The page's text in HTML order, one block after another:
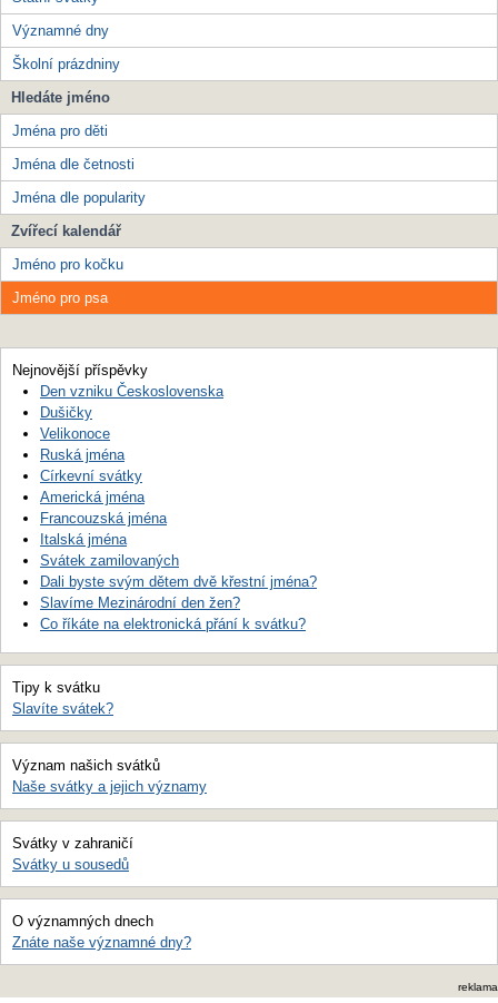
Významné dny
Školní prázdniny
Hledáte jméno
Jména pro děti
Jména dle četnosti
Jména dle popularity
Zvířecí kalendář
Jméno pro kočku
Jméno pro psa
Nejnovější příspěvky
Den vzniku Československa
Dušičky
Velikonoce
Ruská jména
Církevní svátky
Americká jména
Francouzská jména
Italská jména
Svátek zamilovaných
Dali byste svým dětem dvě křestní jména?
Slavíme Mezinárodní den žen?
Co říkáte na elektronická přání k svátku?
Tipy k svátku
Slavíte svátek?
Význam našich svátků
Naše svátky a jejich významy
Svátky v zahraničí
Svátky u sousedů
O významných dnech
Znáte naše významné dny?
reklama